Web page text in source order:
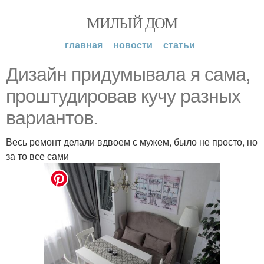
МИЛЫЙ ДОМ
главная новости статьи
Дизайн придумывала я сама,
проштудировав кучу разных
вариантов.
Весь ремонт делали вдвоем с мужем, было не просто, но
за то все сами